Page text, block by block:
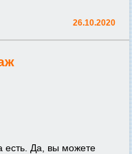
26.10.2020
есть. Да, вы можете